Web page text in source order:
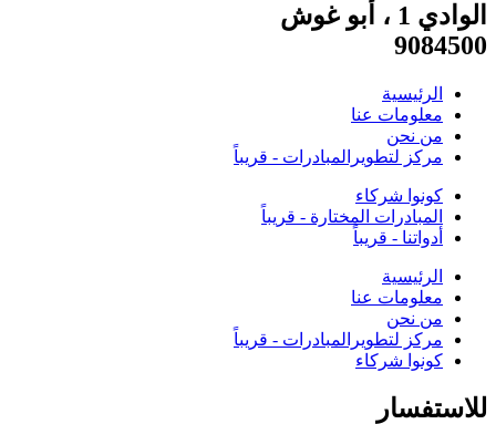
الوادي 1 ، أبو غوش
9084500
الرئيسية
معلومات عنا
من نحن
مركز لتطويرالمبادرات - قريباً
كونوا شركاء
المبادرات المختارة - قريباً
أدواتنا - قريباً
الرئيسية
معلومات عنا
من نحن
مركز لتطويرالمبادرات - قريباً
كونوا شركاء
للاستفسار